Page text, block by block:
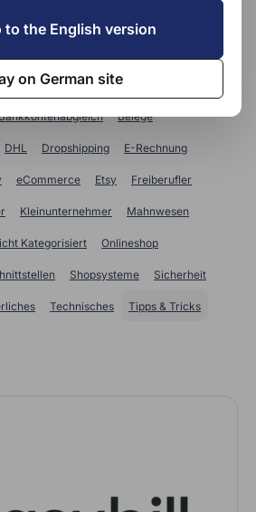
Belege
DHL Dropshipping E-Rechnung
eCommerce Etsy Freiberufler
Kleinunternehmer Mahnwesen
Kategorisiert Onlineshop
Shopsysteme Sicherheit
Technisches Tipps & Tricks
to the English version
on German site